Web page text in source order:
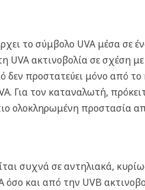
το σύμβολο UVA μέσα σε
ακτινοβολία σε σχέση
δεν προστατεύει μόνο από
τον καταναλωτή,
ολοκληρωμένη προστασία
συχνά σε αντηλιακά,
και από την UVB